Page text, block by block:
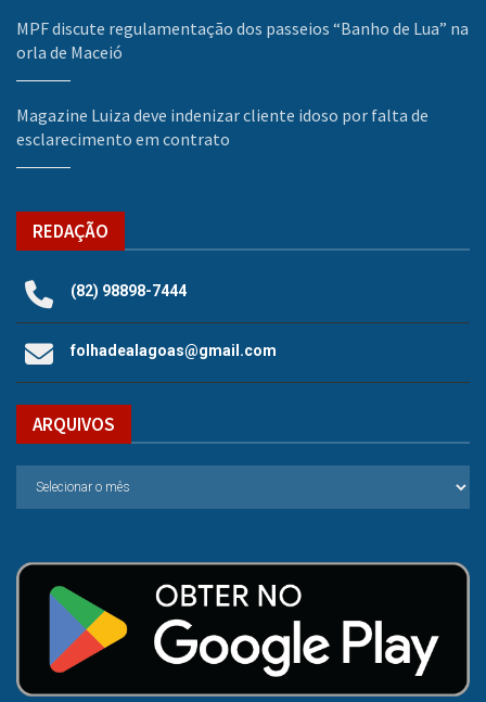
MPF discute regulamentação dos passeios “Banho de Lua” na
orla de Maceió
Magazine Luiza deve indenizar cliente idoso por falta de
esclarecimento em contrato
REDAÇÃO
(82) 98898-7444
folhadealagoas@gmail.com
ARQUIVOS